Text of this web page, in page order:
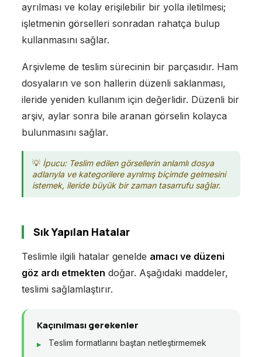
ayrılması ve kolay erişilebilir bir yolla iletilmesi;
işletmenin görselleri sonradan rahatça bulup
kullanmasını sağlar.
Arşivleme de teslim sürecinin bir parçasıdır. Ham
dosyaların ve son hallerin düzenli saklanması,
ileride yeniden kullanım için değerlidir. Düzenli bir
arşiv, aylar sonra bile aranan görselin kolayca
bulunmasını sağlar.
İpucu: Teslim edilen görsellerin anlamlı dosya
adlarıyla ve kategorilere ayrılmış biçimde gelmesini
istemek, ileride büyük bir zaman tasarrufu sağlar.
Sık Yapılan Hatalar
Teslimle ilgili hatalar genelde amacı ve düzeni
göz ardı etmekten doğar. Aşağıdaki maddeler,
teslimi sağlamlaştırır.
Kaçınılması gerekenler
Teslim formatlarını baştan netleştirmemek